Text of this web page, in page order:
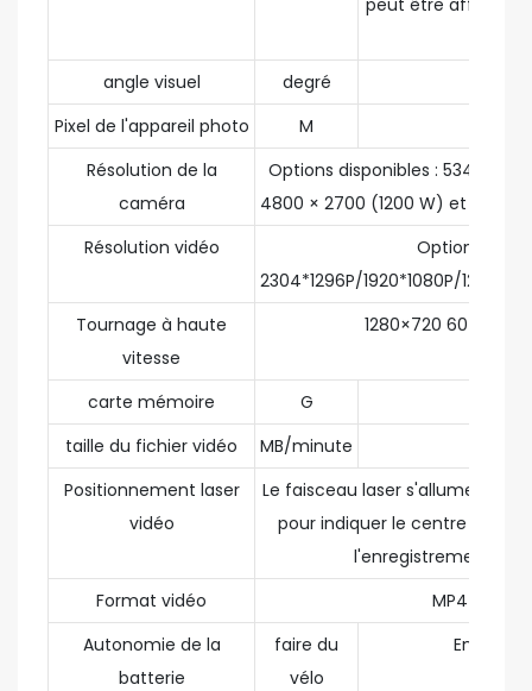
peut être affiché
angle visuel
degré
Pixel de l'appareil photo
M
Résolution de la
caméra
Options disponibles : 5344 ×
4800 × 2700 (1200 W) et 2688 ×
Résolution vidéo
Options
2304*1296P/1920*1080P/
Tournage à haute
vitesse
1280×720 60
carte mémoire G
taille du fichier vidéo
MB/minute
Positionnement laser
vidéo
Le faisceau laser s'allume
pour indiquer le centre de la
l'enregistrement
Format vidéo
MP4
Autonomie de la
batterie
faire du
vélo
Environ